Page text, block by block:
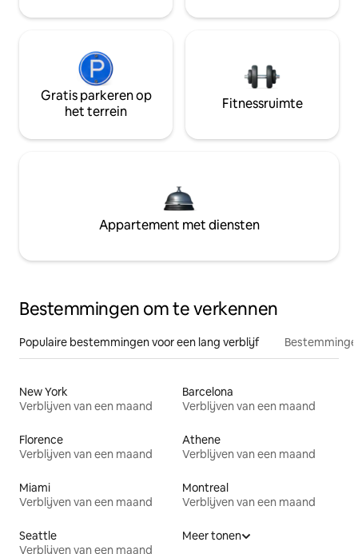
Gratis parkeren op
het terrein
Fitnessruimte
Appartement met diensten
Bestemmingen om te verkennen
Populaire bestemmingen voor een lang verblijf
New York
Verblijven van een maand
Barcelona
Verblijven van een maand
Florence
Verblijven van een maand
Athene
Verblijven van een maand
Miami
Verblijven van een maand
Montreal
Verblijven van een maand
Seattle
Verblijven van een maand
Meer tonen